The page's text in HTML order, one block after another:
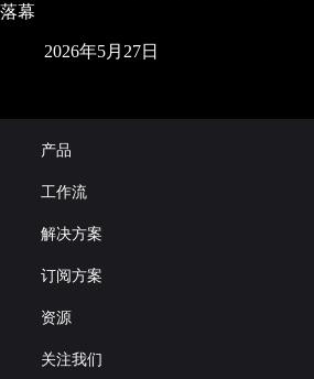
落幕
2026年5月27日
产品
工作流
解决方案
订阅方案
资源
关注我们